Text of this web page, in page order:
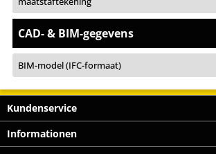
CAD- & BIM-gegevens
BIM-model (IFC-formaat)
Kundenservice
Informationen